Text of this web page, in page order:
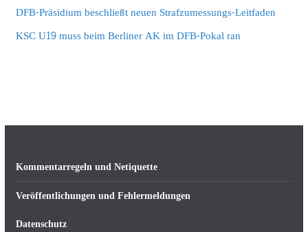
DFB-Präsidium beschließt neuen Strafzumessungs-Leitfaden
KSC U19 muss beim Berliner AK im DFB-Pokal ran
Kommentarregeln und Netiquette
Veröffentlichungen und Fehlermeldungen
Datenschutz